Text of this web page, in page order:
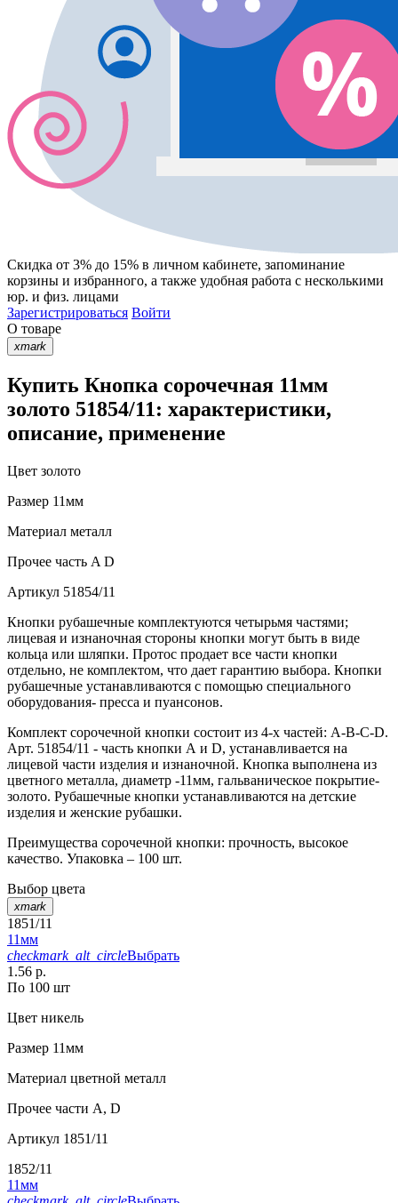
Скидка от 3% до 15% в личном кабинете, запоминание
корзины и избранного, а также удобная работа с несколькими
юр. и физ. лицами
Зарегистрироваться Войти
О товаре
xmark
Купить Кнопка сорочечная 11мм
золото 51854/11: характеристики,
описание, применение
Цвет золото
Размер 11мм
Материал металл
Прочее часть A D
Артикул 51854/11
Кнопки рубашечные комплектуются четырьмя частями;
лицевая и изнаночная стороны кнопки могут быть в виде
кольца или шляпки. Протос продает все части кнопки
отдельно, не комплектом, что дает гарантию выбора. Кнопки
рубашечные устанавливаются с помощью специального
оборудования- пресса и пуансонов.
Комплект сорочечной кнопки состоит из 4-х частей: А-В-С-D.
Арт. 51854/11 - часть кнопки А и D, устанавливается на
лицевой части изделия и изнаночной. Кнопка выполнена из
цветного металла, диаметр -11мм, гальваническое покрытие-
золото. Рубашечные кнопки устанавливаются на детские
изделия и женские рубашки.
Преимущества сорочечной кнопки: прочность, высокое
качество. Упаковка – 100 шт.
Выбор цвета
xmark
1851/11
11мм
checkmark_alt_circleВыбрать
1.56 р.
По 100 шт
Цвет никель
Размер 11мм
Материал цветной металл
Прочее части А, D
Артикул 1851/11
1852/11
11мм